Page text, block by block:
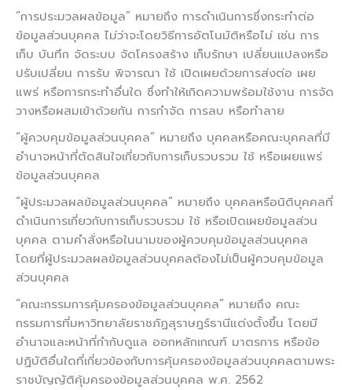
“การประมวลผลข้อมูล” หมายถึง การดำเนินการซึ่งกระทำต่อ
ข้อมูลส่วนบุคคล ไม่ว่าจะโดยวิธีการอัตโนมัติหรือไม่ เช่น การ
เก็บ บันทึก จัดระบบ จัดโครงสร้าง เก็บรักษา เปลี่ยนแปลงหรือ
ปรับเปลี่ยน การรับ พิจารณา ใช้ เปิดเผยด้วยการส่งต่อ เผย
แพร่ หรือการกระทำอื่นใด ซึ่งทำให้เกิดความพร้อมใช้งาน การจัด
วางหรือผสมเข้าด้วยกัน การกำจัด การลบ หรือทำลาย
“ผู้ควบคุมข้อมูลส่วนบุคคล” หมายถึง บุคคลหรือคณะบุคคลที่มี
อำนาจหน้าที่ตัดสินใจเกี่ยวกับการเก็บรวบรวม ใช้ หรือเผยแพร่
ข้อมูลส่วนบุคคล
“ผู้ประมวลผลข้อมูลส่วนบุคคล” หมายถึง บุคคลหรือนิติบุคคลที่
ดำเนินการเกี่ยวกับการเก็บรวบรวม ใช้ หรือเปิดเผยข้อมูลส่วน
บุคคล ตามคำสั่งหรือในนามของผู้ควบคุมข้อมูลส่วนบุคคล
โดยที่ผู้ประมวลผลข้อมูลส่วนบุคคลต้องไม่เป็นผู้ควบคุมข้อมูล
ส่วนบุคคล
“คณะกรรมการคุ้มครองข้อมูลส่วนบุคคล” หมายถึง คณะ
กรรมการที่มหาวิทยาลัยราชภัฏสุราษฎร์ธานีแต่งตั้งขึ้น โดยมี
อำนาจและหน้าที่กำกับดูแล ออกหลักเกณฑ์ มาตรการ หรือข้อ
ปฏิบัติอื่นใดที่เกี่ยวข้องกับการคุ้มครองข้อมูลส่วนบุคคลตามพระ
ราชบัญญัติคุ้มครองข้อมูลส่วนบุคคล พ.ศ. 2562